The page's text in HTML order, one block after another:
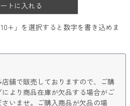
トに入れる
」を選択すると数字を書き込めま
舗で販売しておりますので、ご購
より商品在庫が欠品する場合がご
いませ。ご購入商品が欠品の場